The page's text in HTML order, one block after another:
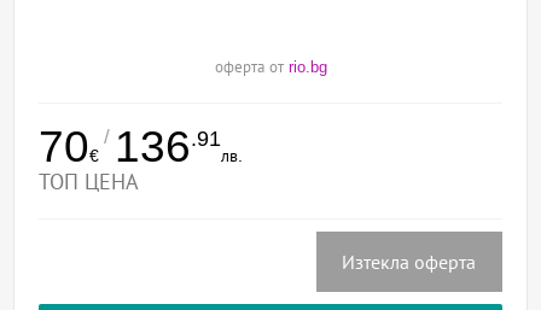
оферта от rio.bg
70€
/ 136.91
лв.
ТОП ЦЕНА
Изтекла оферта